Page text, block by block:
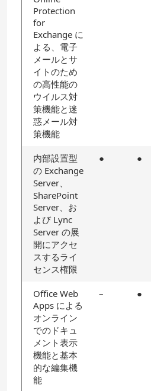
Protection
for
Exchange に
よる、電子
メールとサ
イトのため
の高性能の
ウイルス対
策機能と迷
惑メール対
策機能
内部設置型
の Exchange
Server、
SharePoint
Server、お
よび Lync
Server の展
開にアクセ
スするライ
センス権限
● ●
Office Web
Apps による
オンライン
でのドキュ
メント表示
機能と基本
的な編集機
能
– ●